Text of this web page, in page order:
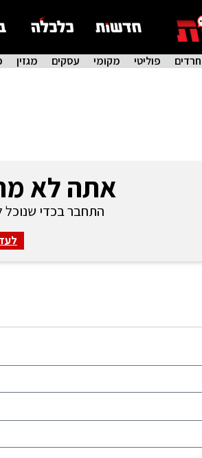
חרדים פוליטי מקומי עסקים מגזין
אתה לא
התחבר בכדי שנוכל